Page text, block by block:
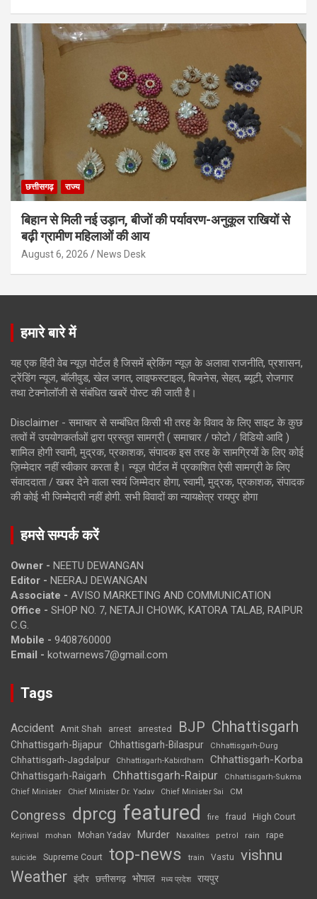
छत्तीसगढ़ राज्य
बिहान से मिली नई उड़ान, बीजों की पर्यावरण-अनुकूल राखियों से
बढ़ी ग्रामीण महिलाओं की आय
August 6, 2026 News Desk
हमारे बारे में
यह एक हिंदी वेब न्यूज़ पोर्टल है जिसमें ब्रेकिंग न्यूज़ के अलावा राजनीति, प्रशासन,
ट्रेंडिंग न्यूज, बॉलीवुड, खेल जगत, लाइफस्टाइल, बिजनेस, सेहत, ब्यूटी, रोजगार
तथा टेक्नोलॉजी से संबंधित खबरें पोस्ट की जाती है।
Disclaimer - समाचार से सम्बंधित किसी भी तरह के विवाद के लिए साइट के कुछ
तत्वों में उपयोगकर्ताओं द्वारा प्रस्तुत सामग्री ( समाचार / फोटो / विडियो आदि )
शामिल होगी स्वामी, मुद्रक, प्रकाशक, संपादक इस तरह के सामग्रियों के लिए कोई
ज़िम्मेदार नहीं स्वीकार करता है। न्यूज़ पोर्टल में प्रकाशित ऐसी सामग्री के लिए
संवाददाता / खबर देने वाला स्वयं जिम्मेदार होगा, स्वामी, मुद्रक, प्रकाशक, संपादक
की कोई भी जिम्मेदारी नहीं होगी. सभी विवादों का न्यायक्षेत्र रायपुर होगा
हमसे सम्पर्क करें
Owner - NEETU DEWANGAN
Editor - NEERAJ DEWANGAN
Associate - AVISO MARKETING AND COMMUNICATION
Office - SHOP NO. 7, NETAJI CHOWK, KATORA TALAB, RAIPUR
C.G.
Mobile - 9408760000
Email - kotwarnews7@gmail.com
Tags
Accident Amit Shah arrest arrested BJP Chhattisgarh
Chhattisgarh-Bijapur Chhattisgarh-Bilaspur Chhattisgarh-Durg
Chhattisgarh-Jagdalpur Chhattisgarh-Kabirdham Chhattisgarh-Korba
Chhattisgarh-Raigarh Chhattisgarh-Raipur
Chhattisgarh-Sukma
Chief Minister
Chief Minister Dr. Yadav Chief Minister Sai CM
Congress dprcg featured fire fraud High Court
Kejriwal mohan Mohan Yadav Murder Naxalites petrol rain rape
suicide Supreme Court top-news train Vastu vishnu
Weather इंदौर छत्तीसगढ़ भोपाल मध्य प्रदेश रायपुर